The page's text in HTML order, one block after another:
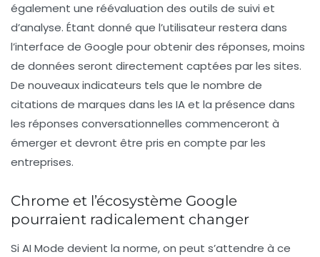
également une réévaluation des outils de suivi et
d’analyse. Étant donné que l’utilisateur restera dans
l’interface de Google pour obtenir des réponses, moins
de données seront directement captées par les sites.
De nouveaux indicateurs tels que le nombre de
citations de marques dans les IA et la présence dans
les réponses conversationnelles commenceront à
émerger et devront être pris en compte par les
entreprises.
Chrome et l’écosystème Google
pourraient radicalement changer
Si AI Mode devient la norme, on peut s’attendre à ce